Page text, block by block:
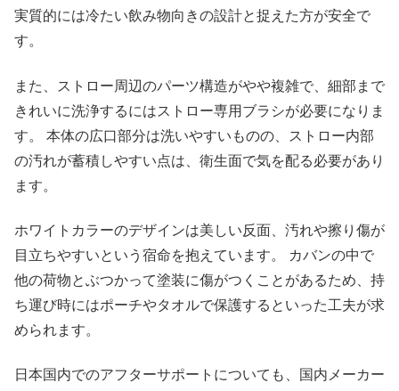
実質的には冷たい飲み物向きの設計と捉えた方が安全で
す。
また、ストロー周辺のパーツ構造がやや複雑で、細部まで
きれいに洗浄するにはストロー専用ブラシが必要になりま
す。 本体の広口部分は洗いやすいものの、ストロー内部
の汚れが蓄積しやすい点は、衛生面で気を配る必要があり
ます。
ホワイトカラーのデザインは美しい反面、汚れや擦り傷が
目立ちやすいという宿命を抱えています。 カバンの中で
他の荷物とぶつかって塗装に傷がつくことがあるため、持
ち運び時にはポーチやタオルで保護するといった工夫が求
められます。
日本国内でのアフターサポートについても、国内メーカー